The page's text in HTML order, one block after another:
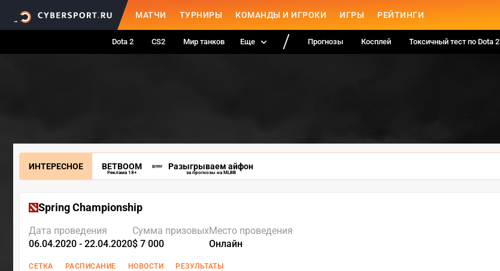
МАТЧИ ТУРНИРЫ КОМАНДЫ И ИГРОКИ ИГРЫ РЕЙТИНГИ
Dota 2 CS2 Мир танков Еще Прогнозы Косплей Токсичный тест по Dota 2
ИНТЕРЕСНОЕ BETBOOM
Реклама 18+
Разыгрываем айфон
за прогнозы на MLBB
Spring Championship
Дата проведения
06.04.2020 - 22.04.2020
Сумма призовых
$ 7 000
Место проведения
Онлайн
СЕТКА РАСПИСАНИЕ НОВОСТИ РЕЗУЛЬТАТЫ